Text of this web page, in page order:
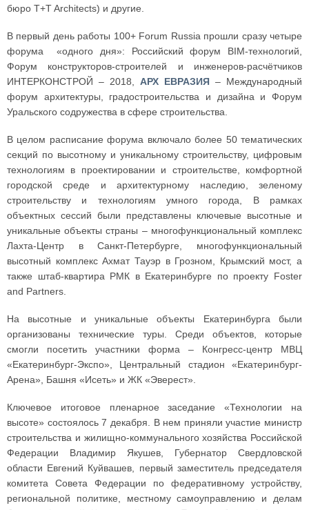
бюро T+T Architects) и другие.
В первый день работы 100+ Forum Russia прошли сразу четыре
форума «одного дня»: Российский форум BIM-технологий,
Форум конструкторов-строителей и инженеров-расчётчиков
ИНТЕРКОНСТРОЙ – 2018, АРХ ЕВРАЗИЯ – Международный
форум архитектуры, градостроительства и дизайна и Форум
Уральского содружества в сфере строительства.
В целом расписание форума включало более 50 тематических
секций по высотному и уникальному строительству, цифровым
технологиям в проектировании и строительстве, комфортной
городской среде и архитектурному наследию, зеленому
строительству и технологиям умного города, В рамках
объектных сессий были представлены ключевые высотные и
уникальные объекты страны – многофункциональный комплекс
Лахта-Центр в Санкт-Петербурге, многофункциональный
высотный комплекс Ахмат Тауэр в Грозном, Крымский мост, а
также штаб-квартира РМК в Екатеринбурге по проекту Foster
and Partners.
На высотные и уникальные объекты Екатеринбурга были
организованы технические туры. Среди объектов, которые
смогли посетить участники форма – Конгресс-центр МВЦ
«Екатеринбург-Экспо», Центральный стадион «Екатеринбург-
Арена», Башня «Исеть» и ЖК «Эверест».
Ключевое итоговое пленарное заседание «Технологии на
высоте» состоялось 7 декабря. В нем приняли участие министр
строительства и жилищно-коммунального хозяйства Российской
Федерации Владимир Якушев, Губернатор Свердловской
области Евгений Куйвашев, первый заместитель председателя
комитета Совета Федерации по федеративному устройству,
региональной политике, местному самоуправлению и делам